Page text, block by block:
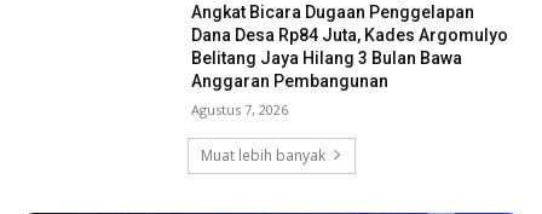
Angkat Bicara Dugaan Penggelapan
Dana Desa Rp84 Juta, Kades Argomulyo
Belitang Jaya Hilang 3 Bulan Bawa
Anggaran Pembangunan
Agustus 7, 2026
Muat lebih banyak